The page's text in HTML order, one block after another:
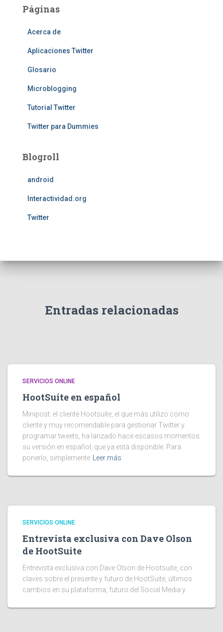
Páginas
Acerca de
Aplicaciones Twitter
Glosario
Microblogging
Tutorial Twitter
Twitter para Dummies
Blogroll
android
Interactividad.org
Twitter
Entradas relacionadas
SERVICIOS ONLINE
HootSuite en español
Minipost: el cliente Hootsuite, el que más utilizo como
cliente y muy recomendable para gestionar Twitter y
programar tweets, ha lanzado hace escasos momentos
su versión en español, que ya está disponible. Para
ponerlo, simplemente
Leer más
SERVICIOS ONLINE
Entrevista exclusiva con Dave Olson
de HootSuite
Entrevista exclusiva con Dave Olson de Hootsuite, con
claves sobre el presente y futuro de HootSuite, últimos
cambios en su plataforma, futuro del Social Media y